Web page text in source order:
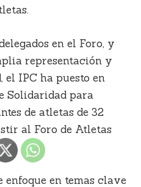
en el Foro, y
representación y
IPC ha puesto en
Solidaridad para
de atletas de 32
al Foro de Atletas
en temas clave